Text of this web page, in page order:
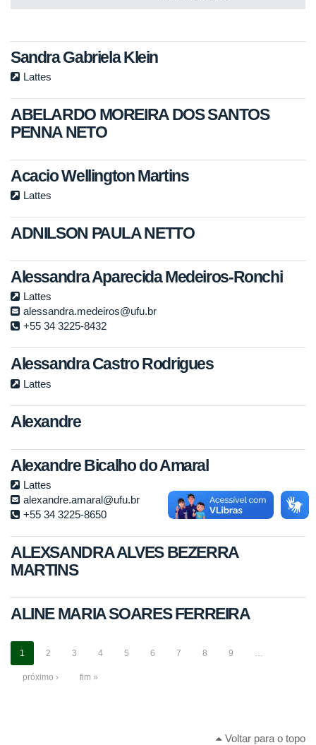
Sandra Gabriela Klein
Lattes
ABELARDO MOREIRA DOS SANTOS
PENNA NETO
Acacio Wellington Martins
Lattes
ADNILSON PAULA NETTO
Alessandra Aparecida Medeiros-Ronchi
Lattes
alessandra.medeiros@ufu.br
+55 34 3225-8432
Alessandra Castro Rodrigues
Lattes
Alexandre
Alexandre Bicalho do Amaral
Lattes
alexandre.amaral@ufu.br
+55 34 3225-8650
ALEXSANDRA ALVES BEZERRA
MARTINS
ALINE MARIA SOARES FERREIRA
1 2 3 4 5 6 7 8 9 …
próximo › fim »
Voltar para o topo